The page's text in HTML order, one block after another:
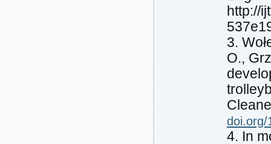
http://
3.
O.,
doi.org/
4. In